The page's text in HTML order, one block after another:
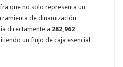
que no solo representa un
de dinamización
directamente a 282,962
un flujo de caja esencial